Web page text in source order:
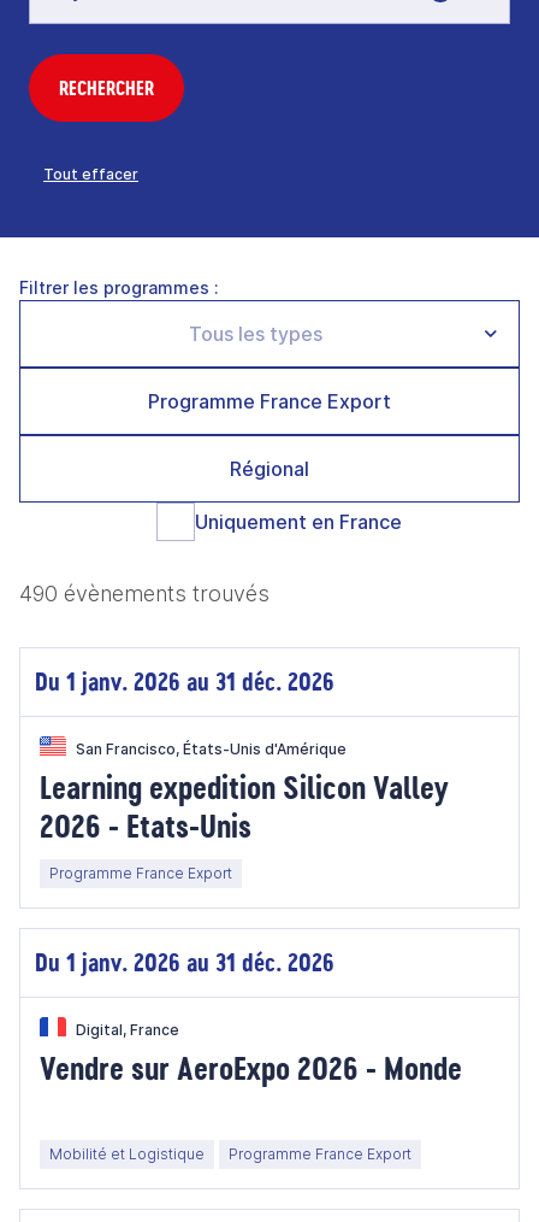
RECHERCHER
Tout effacer
Filtrer les programmes :
Programme France Export
Régional
Uniquement en France
490 évènements trouvés
Du 1 janv. 2026 au 31 déc. 2026
San Francisco, États-Unis d'Amérique
Learning expedition Silicon Valley
2026 - Etats-Unis
Programme France Export
Du 1 janv. 2026 au 31 déc. 2026
Digital, France
Vendre sur AeroExpo 2026 - Monde
Mobilité et Logistique Programme France Export